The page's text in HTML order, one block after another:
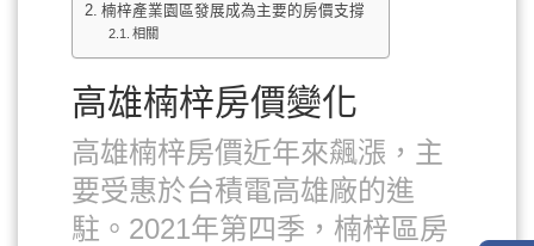
楠梓產業園區發展成為主要的房價支撐
相關
高雄楠梓房價變化
高雄楠梓房價近年來飆漲，主
要受惠於台積電高雄廠的進
駐。2021年第四季，楠梓區房